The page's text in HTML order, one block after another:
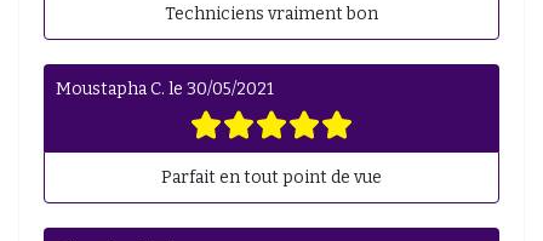
Techniciens vraiment bon
Moustapha C. le 30/05/2021
Parfait en tout point de vue